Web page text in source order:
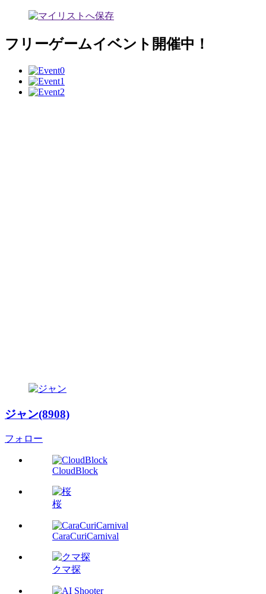
フリーゲームイベント開催中！
ジャン(8908)
フォロー
CloudBlock
桜
CaraCuriCarnival
クマ探